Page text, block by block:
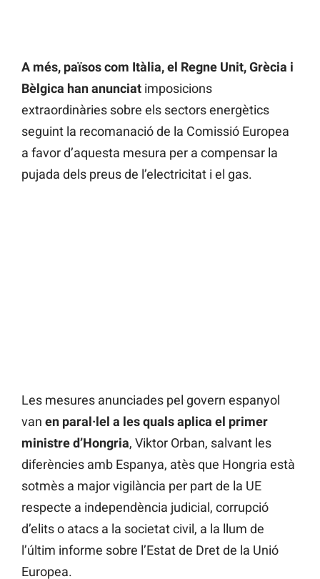
A més, països com Itàlia, el Regne Unit, Grècia i
Bèlgica han anunciat imposicions
extraordinàries sobre els sectors energètics
seguint la recomanació de la Comissió Europea
a favor d’aquesta mesura per a compensar la
pujada dels preus de l’electricitat i el gas.
Les mesures anunciades pel govern espanyol
van en paral·lel a les quals aplica el primer
ministre d’Hongria, Viktor Orban, salvant les
diferències amb Espanya, atès que Hongria està
sotmès a major vigilància per part de la UE
respecte a independència judicial, corrupció
d’elits o atacs a la societat civil, a la llum de
l’últim informe sobre l’Estat de Dret de la Unió
Europea.